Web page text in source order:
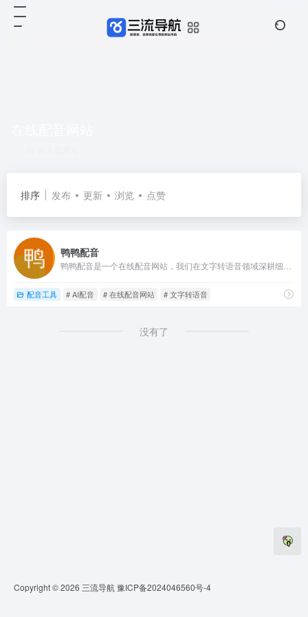
排序 发布 更新 浏览 点赞
鸭鸭配音
配音工具 # AI配音 # 在线配音网站 # 文字转语音
没有了
Copyright © 2026 三流导航豫ICP备2024046560号-4